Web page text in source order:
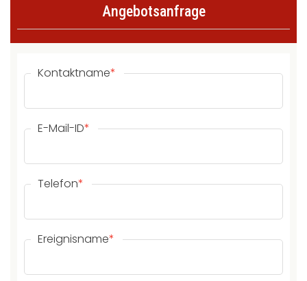
Angebotsanfrage
Kontaktname*
E-Mail-ID*
Telefon*
Ereignisname*